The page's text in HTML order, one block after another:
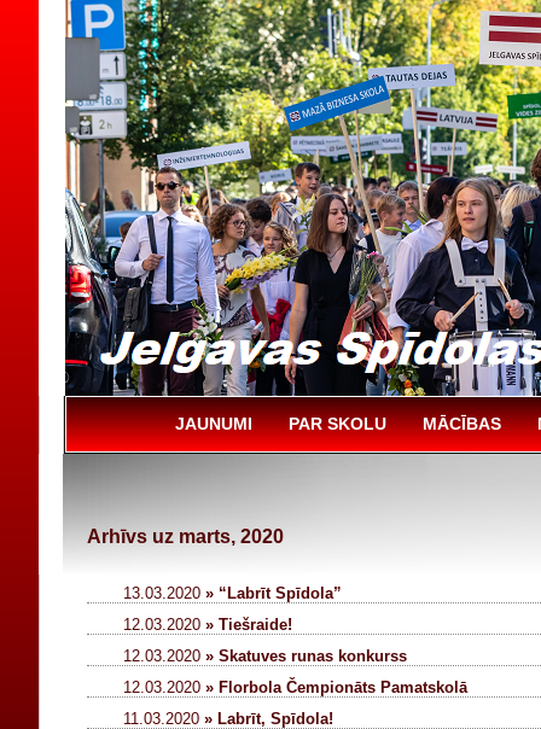
JAUNUMI PAR SKOLU MĀCĪBAS
Arhīvs uz marts, 2020
13.03.2020» “Labrīt Spīdola”
12.03.2020» Tiešraide!
12.03.2020» Skatuves runas konkurss
12.03.2020» Florbola Čempionāts Pamatskolā
11.03.2020» Labrīt, Spīdola!